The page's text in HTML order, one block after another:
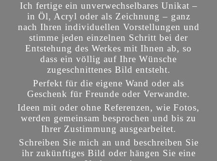
Ich fertige ein unverwechselbares Unikat –
in Öl, Acryl oder als Zeichnung – ganz
nach Ihren individuellen Vorstellungen und
stimme jeden einzelnen Schritt bei der
Entstehung des Werkes mit Ihnen ab, so
dass ein völlig auf Ihre Wünsche
zugeschnittenes Bild entsteht.
Perfekt für die eigene Wand oder als
Geschenk für Freunde oder Verwandte.
Ideen mit oder ohne Referenzen, wie Fotos,
werden gemeinsam besprochen und bis zu
Ihrer Zustimmung ausgearbeitet.
Schreiben Sie mich an und beschreiben Sie
ihr zukünftiges Bild oder hängen Sie eine